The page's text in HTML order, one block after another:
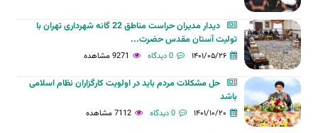
دیدار مدیران حراست مناطق 22 گانه شهرداری تهران با
تولیت آستان مقدس حضرت...
۱۴۰۱/۰۵/۲۶ 0 دیدگاه 9271 مشاهده
حل مشکلات مردم باید در اولویت کارگزاران نظام اسلامی
باشد
۱۴۰۱/۱۰/۲۰ 0 دیدگاه 7112 مشاهده